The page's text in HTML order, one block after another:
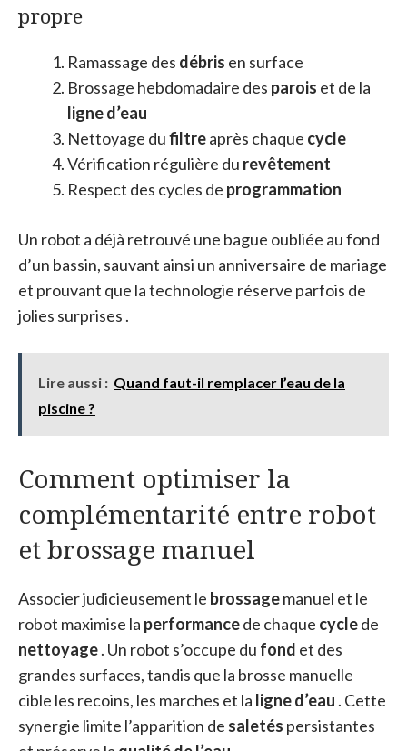
propre
Ramassage des débris en surface
Brossage hebdomadaire des parois et de la
ligne d’eau
Nettoyage dufiltreaprès chaque cycle
Vérification régulière du revêtement
Respect des cycles de programmation
Un robot a déjà retrouvé une bague oubliée au fond
d’un bassin, sauvant ainsi un anniversaire de mariage
et prouvant que la technologie réserve parfois de
jolies surprises .
Lire aussi : Quand faut-il remplacer l’eau de la
piscine ?
Comment optimiser la
complémentarité entre robot
et brossage manuel
Associer judicieusement le brossagemanuel et le
robot maximise la performancede chaque cyclede
nettoyage. Un robot s’occupe du fond et des
grandes surfaces, tandis que la brosse manuelle
cible les recoins, les marches et la ligne d’eau . Cette
synergie limite l’apparition de saletés persistantes